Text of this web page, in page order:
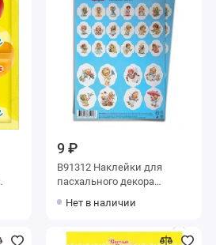
9 ₽
В91312 Наклейки для
пасхального декора
Нет в наличии